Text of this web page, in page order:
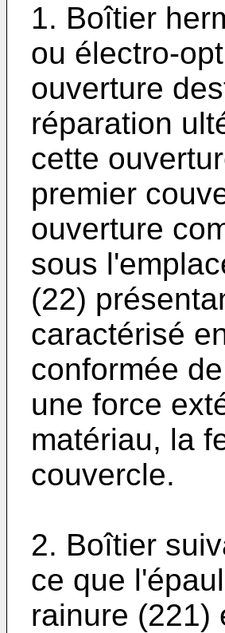
1. Boîtier
ou électro-
ouverture
réparation
cette
premier
ouverture
sous
(22)
caractérisé
conformée
une force
matériau, la
couvercle.
2. Boîtier
ce que
rainure (221)